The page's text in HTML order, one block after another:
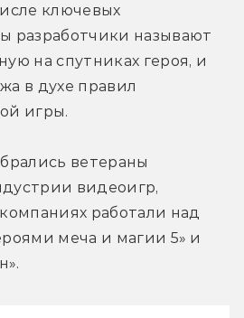
ключевых
разработчики называют
на спутниках героя, и
в духе правил
игры.
ветераны
видеоигр,
работали над
меча и магии 5» и